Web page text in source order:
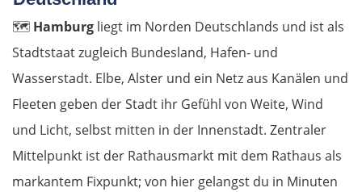
🗺️ Hamburg liegt im Norden Deutschlands und ist als
Stadtstaat zugleich Bundesland, Hafen- und
Wasserstadt. Elbe, Alster und ein Netz aus Kanälen und
Fleeten geben der Stadt ihr Gefühl von Weite, Wind
und Licht, selbst mitten in der Innenstadt. Zentraler
Mittelpunkt ist der Rathausmarkt mit dem Rathaus als
markantem Fixpunkt; von hier gelangst du in Minuten